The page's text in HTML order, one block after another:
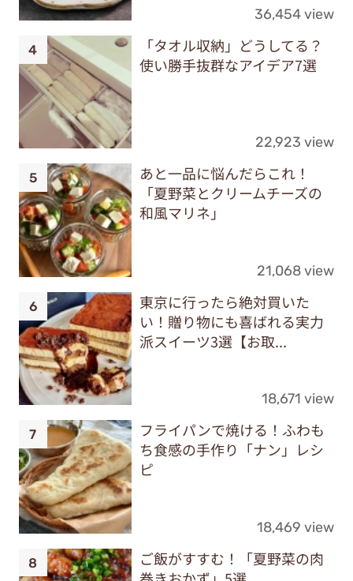
36,454 view
「タオル収納」どうしてる？
使い勝手抜群なアイデア7選
22,923 view
あと一品に悩んだらこれ！
「夏野菜とクリームチーズの
和風マリネ」
21,068 view
東京に行ったら絶対買いた
い！贈り物にも喜ばれる実力
派スイーツ3選【お取...
18,671 view
フライパンで焼ける！ふわも
ち食感の手作り「ナン」レシ
ピ
18,469 view
ご飯がすすむ！「夏野菜の肉